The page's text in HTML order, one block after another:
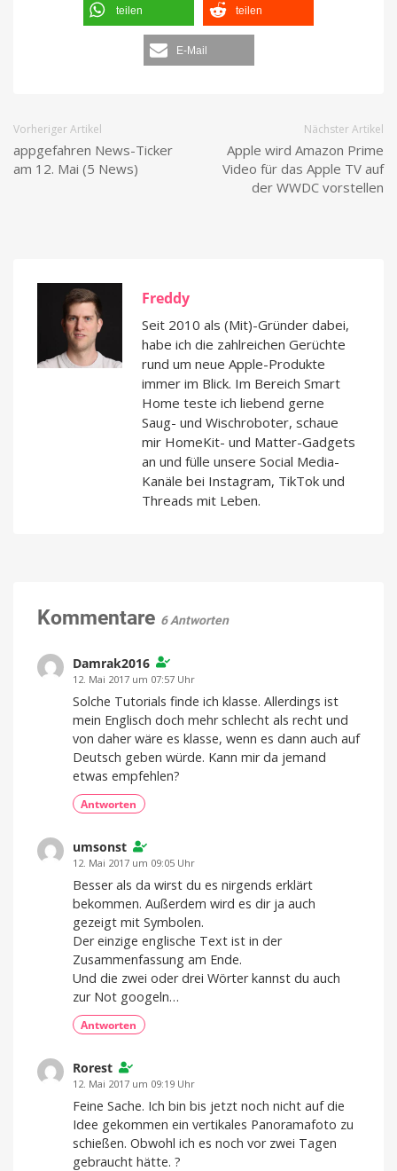
teilen teilen
E-Mail
Vorheriger Artikel
appgefahren News-Ticker
am 12. Mai (5 News)
Nächster Artikel
Apple wird Amazon Prime
Video für das Apple TV auf
der WWDC vorstellen
Freddy
Seit 2010 als (Mit)-Gründer dabei,
habe ich die zahlreichen Gerüchte
rund um neue Apple-Produkte
immer im Blick. Im Bereich Smart
Home teste ich liebend gerne
Saug- und Wischroboter, schaue
mir HomeKit- und Matter-Gadgets
an und fülle unsere Social Media-
Kanäle bei Instagram, TikTok und
Threads mit Leben.
Kommentare 6 Antworten
Damrak2016
12. Mai 2017 um 07:57 Uhr
Solche Tutorials finde ich klasse. Allerdings ist
mein Englisch doch mehr schlecht als recht und
von daher wäre es klasse, wenn es dann auch auf
Deutsch geben würde. Kann mir da jemand
etwas empfehlen?
Antworten
umsonst
12. Mai 2017 um 09:05 Uhr
Besser als da wirst du es nirgends erklärt
bekommen. Außerdem wird es dir ja auch
gezeigt mit Symbolen.
Der einzige englische Text ist in der
Zusammenfassung am Ende.
Und die zwei oder drei Wörter kannst du auch
zur Not googeln…
Antworten
Rorest
12. Mai 2017 um 09:19 Uhr
Feine Sache. Ich bin bis jetzt noch nicht auf die
Idee gekommen ein vertikales Panoramafoto zu
schießen. Obwohl ich es noch vor zwei Tagen
gebraucht hätte. ?